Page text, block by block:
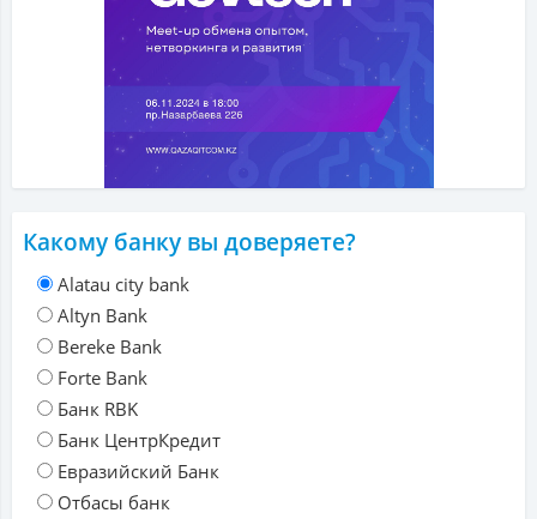
Какому банку вы доверяете?
Alatau city bank
Altyn Bank
Bereke Bank
Forte Bank
Банк RBK
Банк ЦентрКредит
Евразийский Банк
Отбасы банк